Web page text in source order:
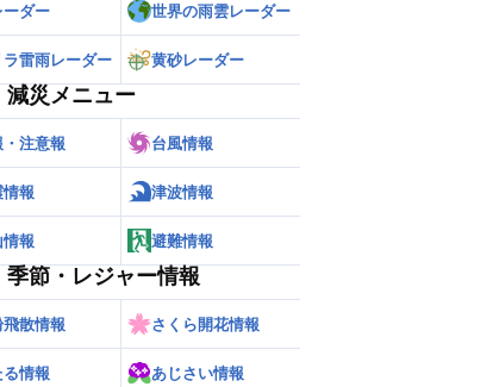
世界の雨雲レーダー
ーダー 世界の雨雲レーダー
ラ雷雨レーダー 黄砂レーダー
減災メニュー
・注意報 台風情報
報 津波情報
情報 避難情報
季節・レジャー情報
飛散情報 さくら開花情報
情報 あじさい情報